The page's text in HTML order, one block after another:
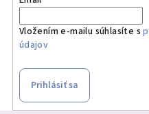
Vložením e-mailu súhlasíte s
údajov
Prihlásiť sa